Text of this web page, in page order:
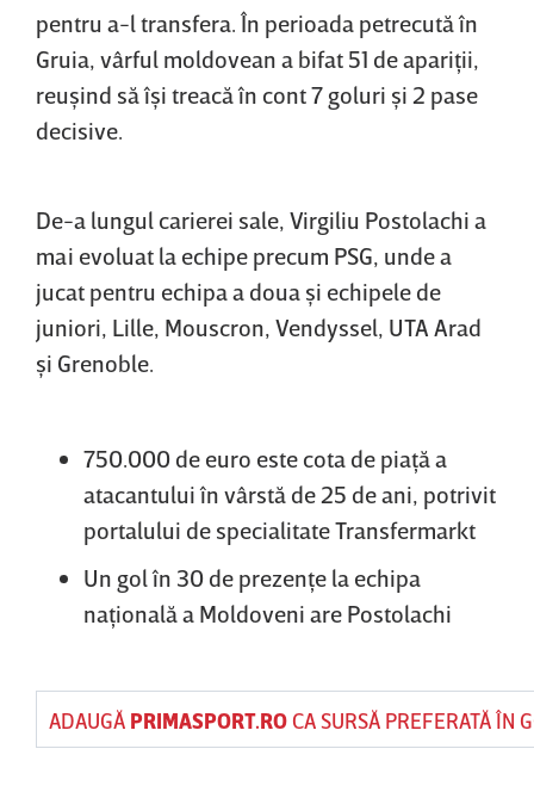
pentru a-l transfera. În perioada petrecută în
Gruia, vârful moldovean a bifat 51 de apariţii,
reuşind să îşi treacă în cont 7 goluri şi 2 pase
decisive.
De-a lungul carierei sale, Virgiliu Postolachi a
mai evoluat la echipe precum PSG, unde a
jucat pentru echipa a doua şi echipele de
juniori, Lille, Mouscron, Vendyssel, UTA Arad
şi Grenoble.
750.000 de euro este cota de piaţă a
atacantului în vârstă de 25 de ani, potrivit
portalului de specialitate Transfermarkt
Un gol în 30 de prezenţe la echipa
naţională a Moldoveni are Postolachi
ADAUGĂ PRIMASPORT.ROCA SURSĂ PREFERATĂ ÎN